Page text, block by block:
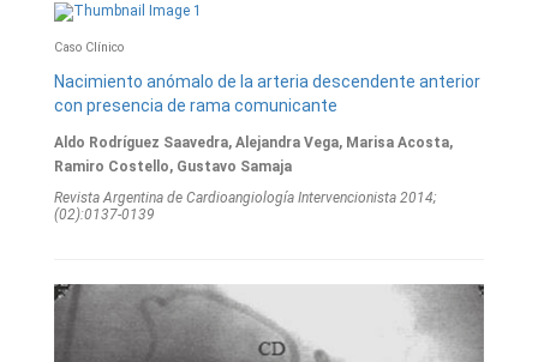
Caso Clínico
Nacimiento anómalo de la arteria descendente anterior
con presencia de rama comunicante
Aldo Rodríguez Saavedra, Alejandra Vega, Marisa Acosta,
Ramiro Costello, Gustavo Samaja
Revista Argentina de Cardioangiologí­a Intervencionista 2014;
(02):0137-0139